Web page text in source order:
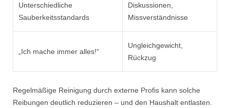
Unterschiedliche
Sauberkeitsstandards
Diskussionen,
Missverständnisse
„Ich mache immer alles!“
Ungleichgewicht,
Rückzug
Regelmäßige Reinigung durch externe Profis kann solche
Reibungen deutlich reduzieren – und den Haushalt entlasten.